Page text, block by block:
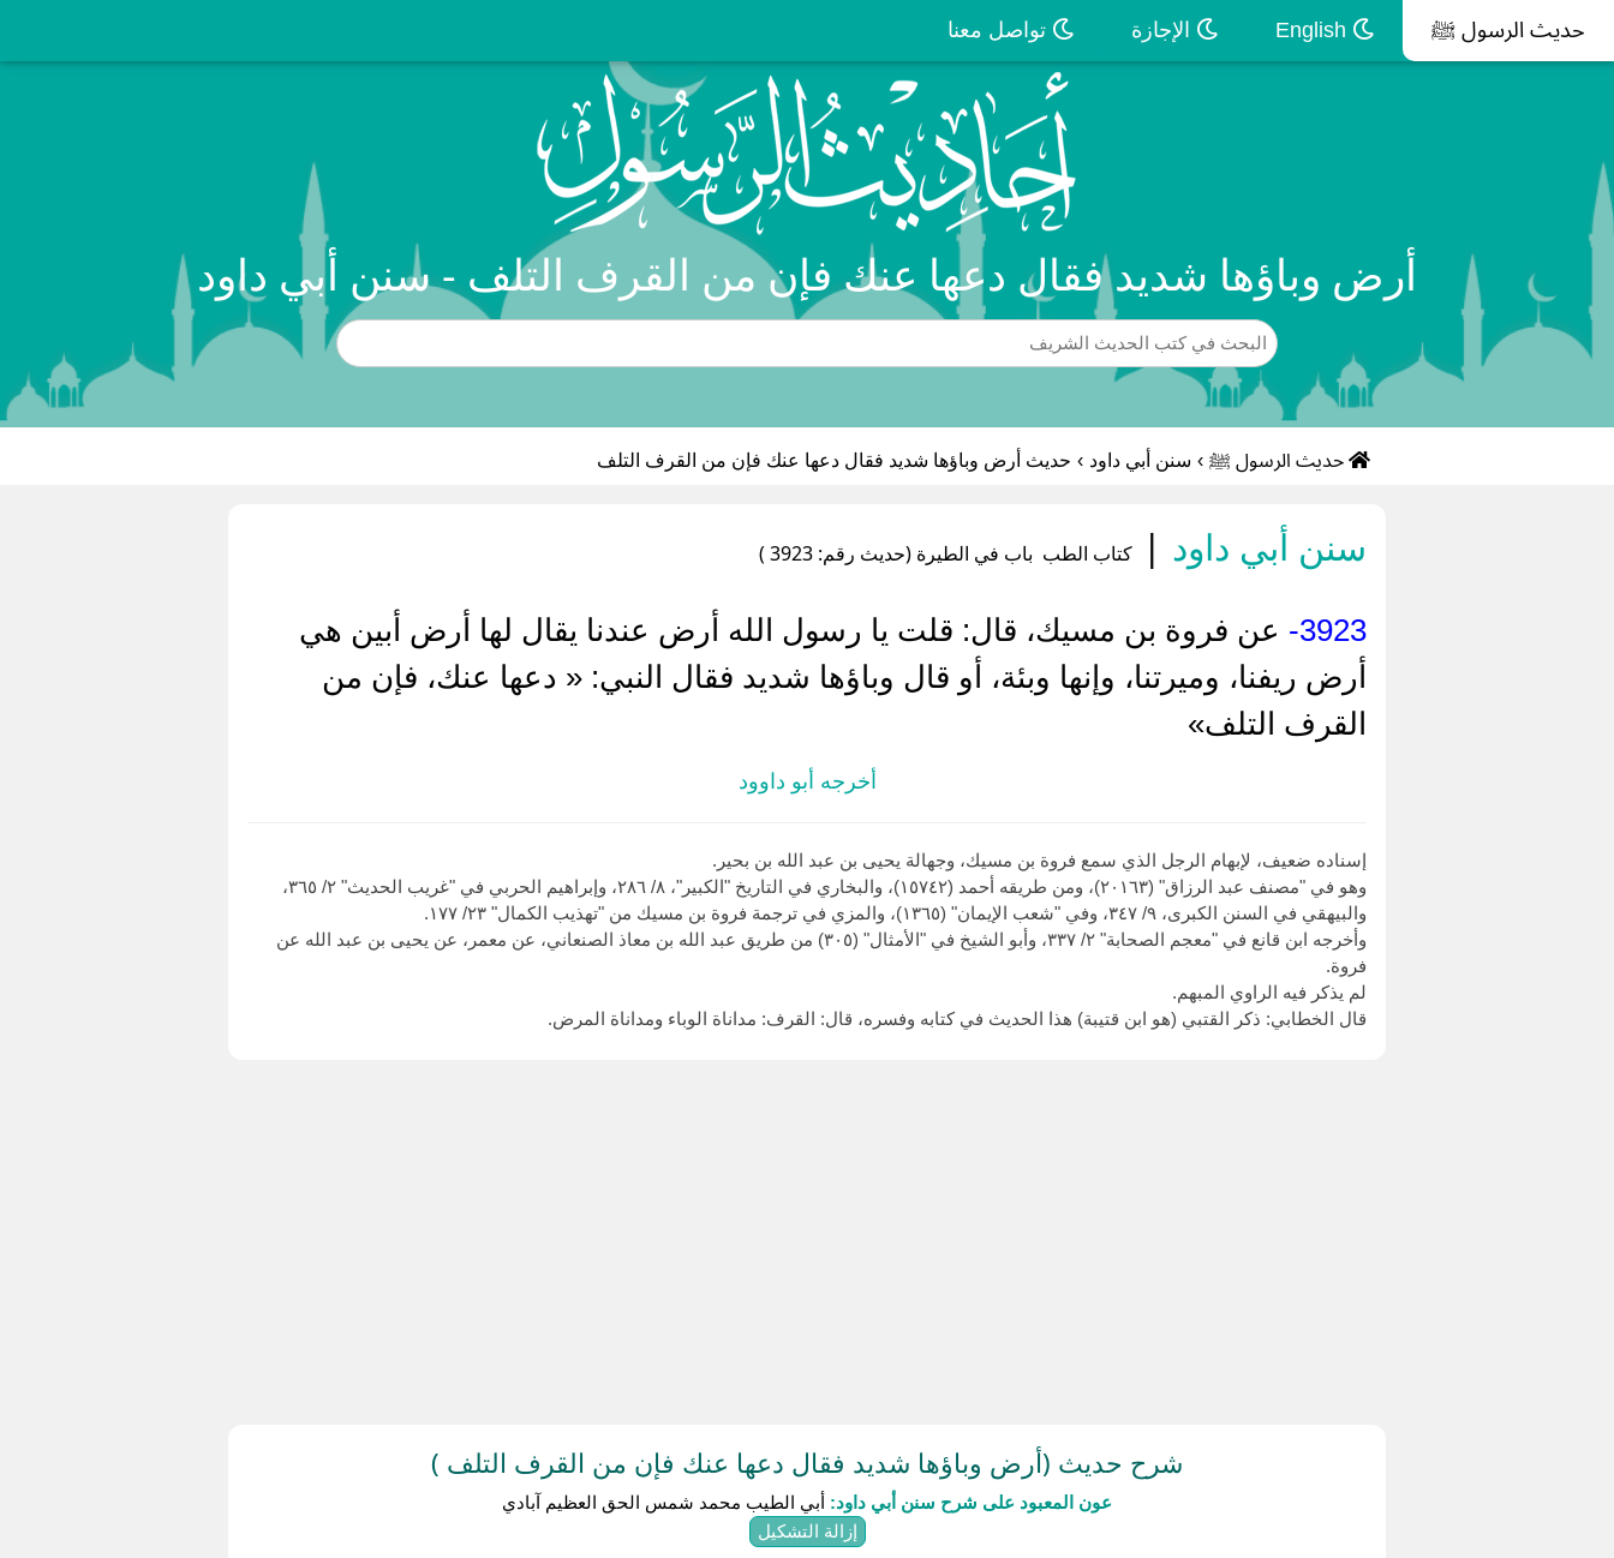
حديث الرسول ﷺ الإجازة تواصل معنا
أرض وباؤها شديد فقال دعها عنك فإن من القرف التلف - سنن أبي داود
حديث الرسول ﷺ › سنن أبي داود › حديث أرض وباؤها شديد فقال دعها عنك فإن من القرف التلف
سنن أبي داود | كتاب الطب باب في الطيرة (حديث رقم: 3923 )
3923-
عن فروة بن مسيك، قال: قلت يا رسول الله أرض عندنا يقال لها أرض أبين هي
أرض ريفنا، وميرتنا، وإنها وبئة، أو قال وباؤها شديد فقال النبي: « دعها عنك، فإن من
القرف التلف»
أخرجه أبو داوود
إسناده ضعيف، لإبهام الرجل الذي سمع فروة بن مسيك، وجهالة يحيى بن عبد الله بن بحير.
وهو في "مصنف عبد الرزاق" (٢٠١٦٣)، ومن طريقه أحمد (١٥٧٤٢)، والبخاري في التاريخ "الكبير"، ٨/ ٢٨٦، وإبراهيم الحربي في "غريب الحديث" ٢/ ٣٦٥،
والبيهقي في السنن الكبرى، ٩/ ٣٤٧، وفي "شعب الإيمان" (١٣٦٥)، والمزي في ترجمة فروة بن مسيك من "تهذيب الكمال" ٢٣/ ١٧٧.
وأخرجه ابن قانع في "معجم الصحابة" ٢/ ٣٣٧، وأبو الشيخ في "الأمثال" (٣٠٥) من طريق عبد الله بن معاذ الصنعاني، عن معمر، عن يحيى بن عبد الله عن
فروة.
لم يذكر فيه الراوي المبهم.
قال الخطابي: ذكر القتبي (هو ابن قتيبة) هذا الحديث في كتابه وفسره، قال: القرف: مداناة الوباء ومداناة المرض.
شرح حديث (أرض وباؤها شديد فقال دعها عنك فإن من القرف التلف )
عون المعبود على شرح سنن أبي داود: أبي الطيب محمد شمس الحق العظيم آبادي
إزالة التشكيل